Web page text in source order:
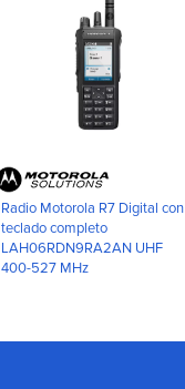
Radio Motorola R7 Digital con
teclado completo
LAH06RDN9RA2AN UHF
400-527 MHz